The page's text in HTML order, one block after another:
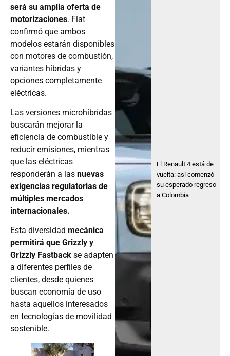
será su amplia oferta de
motorizaciones. Fiat
confirmó que ambos
modelos estarán disponibles
con motores de combustión,
variantes híbridas y
opciones completamente
eléctricas.
Las versiones microhíbridas
buscarán mejorar la
eficiencia de combustible y
reducir emisiones, mientras
que las eléctricas
responderán a las nuevas
exigencias regulatorias de
múltiples mercados
internacionales.
Esta diversidad mecánica
permitirá que Grizzly y
Grizzly Fastback se adapten
a diferentes perfiles de
clientes, desde quienes
buscan economía de uso
hasta aquellos interesados
en tecnologías de movilidad
sostenible.
El Renault 4 está de
vuelta: así comenzó
su esperado regreso
a Colombia